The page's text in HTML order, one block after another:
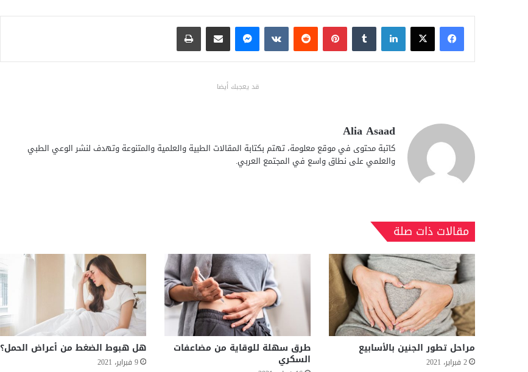
فيسبوكX لينكدإن بينتيريست ماسنجر مشاركة عبر البريد طباعة
قد يعجبك أيضا
Alia Asaad
كاتبة محتوى في موقع معلومة، تهتم بكتابة المقالات الطبية والعلمية والمتنوعة وتهدف لنشر الوعي الطبي
والعلمي على نطاق واسع في المجتمع العربي.
مقالات ذات صلة
مراحل تطور الجنين بالأسابيع
2 فبراير، 2021
طرق سهلة للوقاية من مضاعفات
السكري
هل هبوط الضغط من أعراض الحمل؟
9 فبراير، 2021